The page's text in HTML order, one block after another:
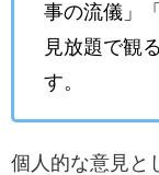
事の流儀」
見放題で観
す。
個人的な意見と